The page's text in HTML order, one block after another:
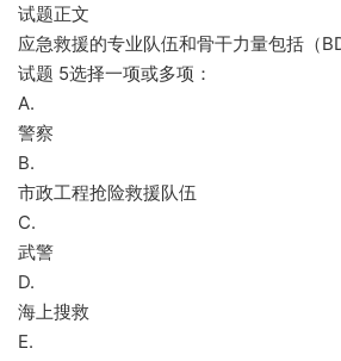
试题正文
应急救援的专业队伍和骨干力量包括（
试题 5选择一项或多项：
A.
警察
B.
市政工程抢险救援队伍
C.
武警
D.
海上搜救
E.